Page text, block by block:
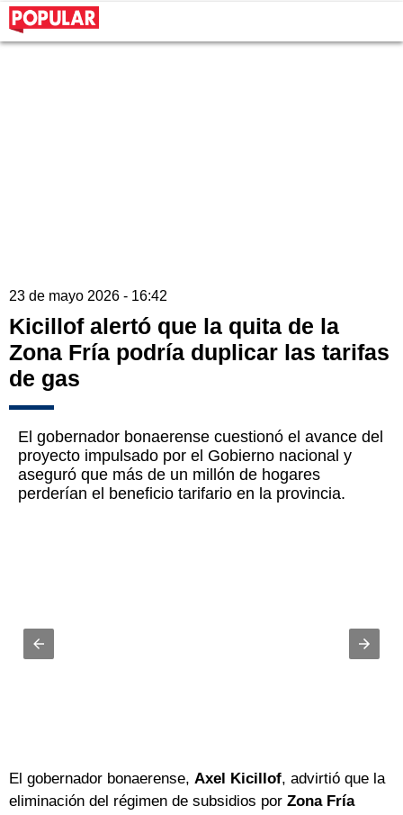
23 de mayo 2026 - 16:42
Kicillof alertó que la quita de la
Zona Fría podría duplicar las tarifas
de gas
El gobernador bonaerense cuestionó el avance del
proyecto impulsado por el Gobierno nacional y
aseguró que más de un millón de hogares
perderían el beneficio tarifario en la provincia.
El gobernador bonaerense, Axel Kicillof, advirtió que la
eliminación del régimen de subsidios por Zona Fría